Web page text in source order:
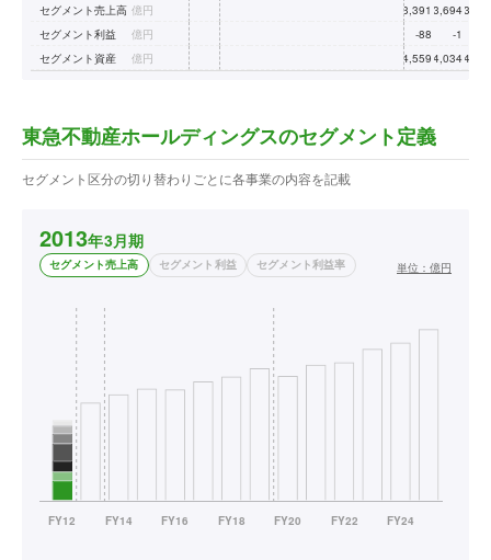
セグメント売上高 億円 3,391 3,694
セグメント利益
億円 -88 -1
セグメント資産
億円 4,559 4,034
東急不動産ホールディングスのセグメント定義
セグメント区分の切り替わりごとに各事業の内容を記載
2013年3月期
セグメント売上高 セグメント利益 セグメント利益率 単位： 億円